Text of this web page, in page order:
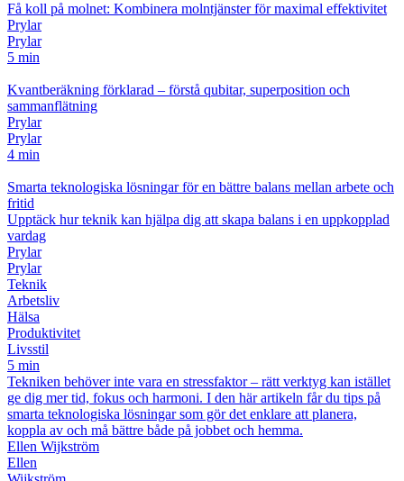
Få koll på molnet: Kombinera molntjänster för maximal effektivitet
Prylar
Prylar
5 min
Kvantberäkning förklarad – förstå qubitar, superposition och
sammanflätning
Prylar
Prylar
4 min
Smarta teknologiska lösningar för en bättre balans mellan arbete och
fritid
Upptäck hur teknik kan hjälpa dig att skapa balans i en uppkopplad
vardag
Prylar
Prylar
Teknik
Arbetsliv
Hälsa
Produktivitet
Livsstil
5 min
Tekniken behöver inte vara en stressfaktor – rätt verktyg kan istället
ge dig mer tid, fokus och harmoni. I den här artikeln får du tips på
smarta teknologiska lösningar som gör det enklare att planera,
koppla av och må bättre både på jobbet och hemma.
Ellen Wijkström
Ellen